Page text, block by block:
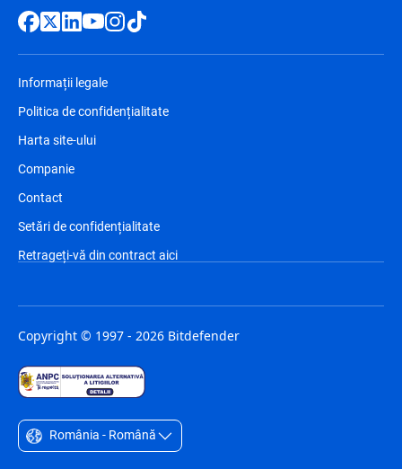
Informații legale
Politica de confidențialitate
Harta site-ului
Companie
Contact
Setări de confidențialitate
Retrageți-vă din contract aici
Copyright © 1997 - 2026 Bitdefender
România - Română